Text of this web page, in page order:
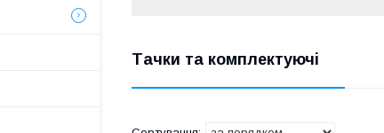
Тачки та комплектуючі